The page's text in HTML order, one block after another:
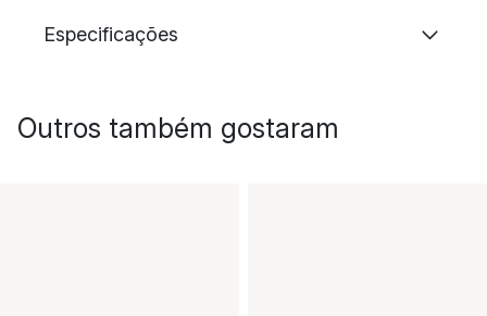
Especificações
Outros também gostaram